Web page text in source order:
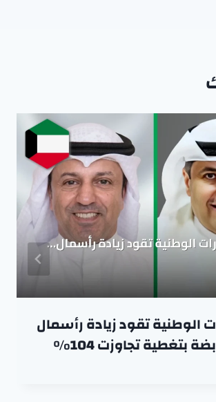
الوطنية تقود زيادة رأسمال
بتغطية تجاوزت 104%